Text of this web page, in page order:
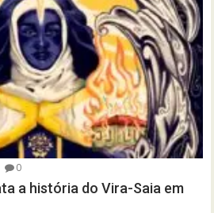
0
a história do Vira-Saia em